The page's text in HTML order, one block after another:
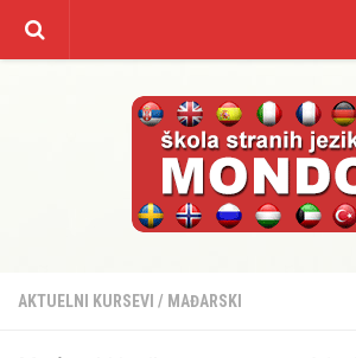
Kontakt
AKTUELNI KURSEVI / MAĐARSKI